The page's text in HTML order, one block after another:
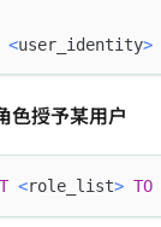
<user_identity>
色授予某用户
<role_list> TO